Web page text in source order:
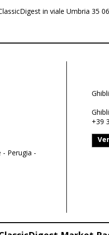
in viale Umbria 35
- Perugia -
+39